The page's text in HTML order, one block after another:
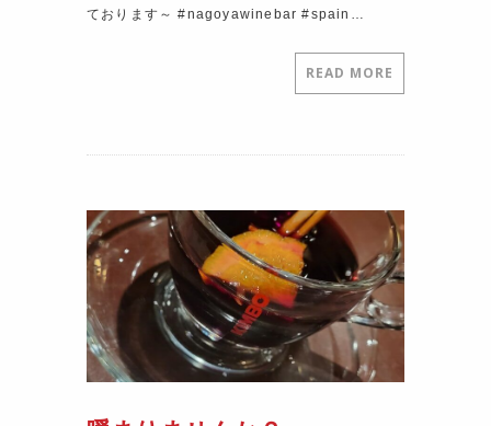
ております～ #nagoyawinebar #spain…
READ MORE